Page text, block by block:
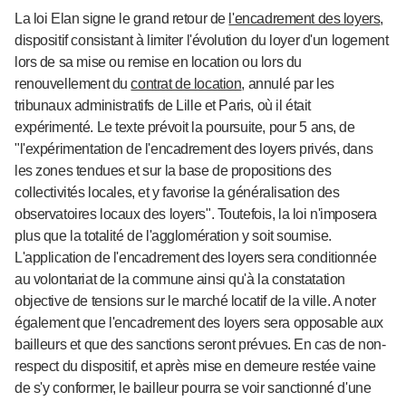
La loi Elan signe le grand retour de l'encadrement des loyers,
dispositif consistant à limiter l'évolution du loyer d'un logement
lors de sa mise ou remise en location ou lors du
renouvellement ducontrat de location, annulé par les
tribunaux administratifs de Lille et Paris, où il était
expérimenté. Le texte prévoit la poursuite, pour 5 ans, de
"l'expérimentation de l'encadrement des loyers privés, dans
les zones tendues et sur la base de propositions des
collectivités locales, et y favorise la généralisation des
observatoires locaux des loyers". Toutefois, la loi n'imposera
plus que la totalité de l'agglomération y soit soumise.
L'application de l'encadrement des loyers sera conditionnée
au volontariat de la commune ainsi qu'à la constatation
objective de tensions sur le marché locatif de la ville. A noter
également que l'encadrement des loyers sera opposable aux
bailleurs et que des sanctions seront prévues. En cas de non-
respect du dispositif, et après mise en demeure restée vaine
de s'y conformer, le bailleur pourra se voir sanctionné d'une